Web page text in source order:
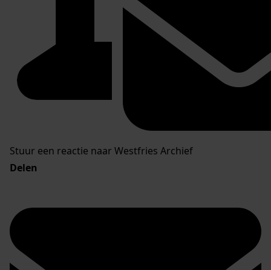
Stuur een reactie naar Westfries Archief
Delen